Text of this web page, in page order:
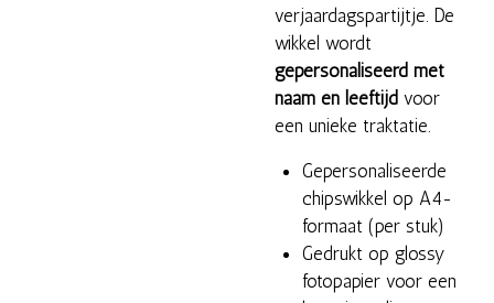
verjaardagspartijtje. De
wikkel wordt
gepersonaliseerd met
naam en leeftijd voor
een unieke traktatie.
Gepersonaliseerde
chipswikkel op A4-
formaat (per stuk)
Gedrukt op glossy
fotopapier voor een